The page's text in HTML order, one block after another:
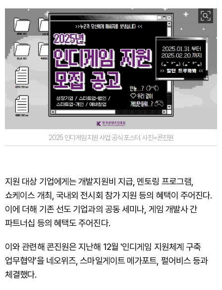
2025 인디게임 지원 사업 공식 포스터. 사진=콘진원
지원 대상 기업에게는 개발지원비 지급, 멘토링 프로그램,
쇼케이스 개최, 국내외 전시회 참가 지원 등의 혜택이 주어진다.
이에 더해 기존 선도 기업과의 공동 세미나, 게임 개발사 간
파트너십 등의 혜택도 주어진다.
이와 관련해 콘진원은 지난해 12월 '인디게임 지원체계 구축
업무협약'을 네오위즈, 스마일게이트 메가포트, 펄어비스 등과
체결했다.